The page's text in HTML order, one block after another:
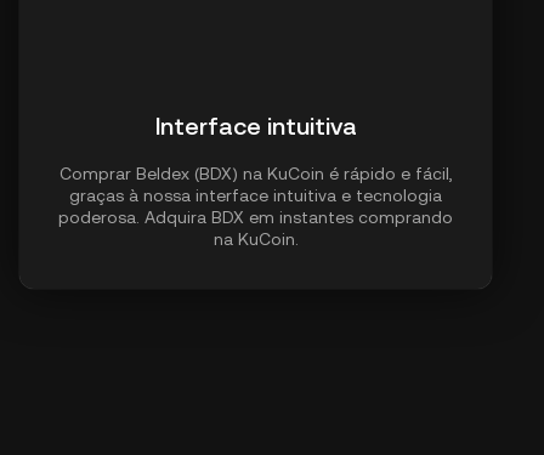
Interface intuitiva
Comprar Beldex (BDX) na KuCoin é rápido e fácil,
graças à nossa interface intuitiva e tecnologia
poderosa. Adquira BDX em instantes comprando
na KuCoin.